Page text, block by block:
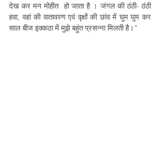
देख कर मन मोहीत  हो जाता है । जंगल की ठंठी- ठंठी
हवा, वहां की वातावरण एवं वृक्षों की छांव में घुम घुम कर
साल बीज इक्कठा में मुझे बहुंत प्रसन्ना मिलती है।"